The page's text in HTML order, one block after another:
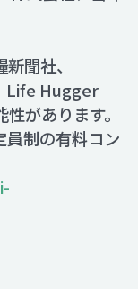
聞社、
Life Hugger
があります。
制の有料コン